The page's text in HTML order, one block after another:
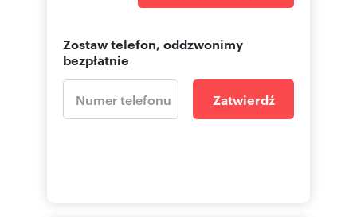
Zostaw telefon, oddzwonimy
bezpłatnie
Zatwierdź